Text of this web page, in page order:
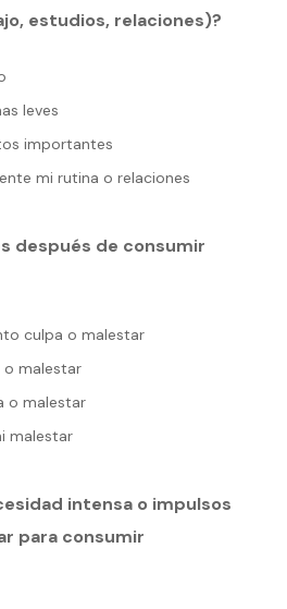
estudios, relaciones)?
leves
importantes
mi rutina o relaciones
después de consumir
culpa o malestar
o malestar
o malestar
malestar
intensa o impulsos
para consumir